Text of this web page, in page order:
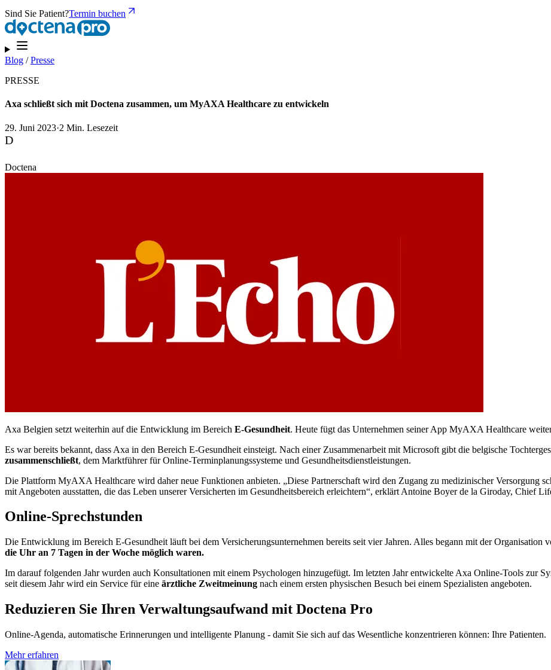
Sind Sie Patient?Termin buchen
Blog /Presse
PRESSE
Axa schließt sich mit Doctena zusammen, um MyAXA Healthcare zu entwickeln
29. Juni 2023·2 Min. Lesezeit
D
Doctena
Axa Belgien setzt weiterhin auf die Entwicklung im Bereich E-Gesundheit. Heute fügt das Unternehmen seiner App MyAXA Healthcare
Es war bereits bekannt, dass Axa in den Bereich E-Gesundheit einsteigt. Nach einer Zusammenarbeit mit Microsoft gibt die belgische
zusammenschließt, dem Marktführer für Online-Terminplanungssysteme und Gesundheitsdienstleistungen.
Die Plattform MyAXA Healthcare wird daher neue Funktionen anbieten. „Diese Partnerschaft wird den Zugang zu medizinischer Versorgung
mit Angeboten ausstatten, die das Leben unserer Versicherten im Gesundheitsbereich erleichtern“, erklärt Antoine Boyer de la Giroday, Chief
Online-Sprechstunden
Die Entwicklung im Bereich E-Gesundheit läuft bei dem Versicherungsunternehmen bereits seit vier Jahren. Alles begann mit der Organisation
die Uhr an 7 Tagen in der Woche möglich waren.
Im darauf folgenden Jahr wurden auch Konsultationen mit einem Psychologen hinzugefügt. Im letzten Jahr entwickelte Axa Online-Tools zur
seit diesem Jahr wird ein Service für eine ärztliche Zweitmeinung nach einem ersten physischen Besuch bei einem Spezialisten angeboten.
Reduzieren Sie Ihren Verwaltungsaufwand mit Doctena Pro
Online-Agenda, automatische Erinnerungen und intelligente Planung - damit Sie sich auf das Wesentliche konzentrieren können: Ihre Patienten.
Mehr erfahren